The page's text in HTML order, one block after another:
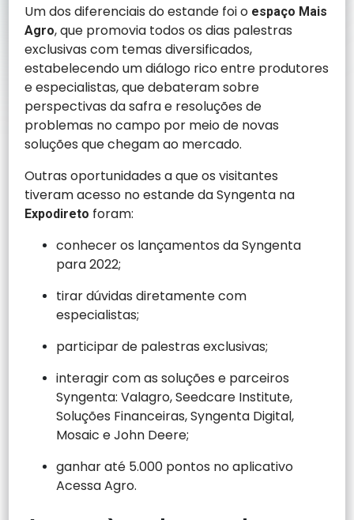
Um dos diferenciais do estande foi o espaço Mais
Agro, que promovia todos os dias palestras
exclusivas com temas diversificados,
estabelecendo um diálogo rico entre produtores
e especialistas, que debateram sobre
perspectivas da safra e resoluções de
problemas no campo por meio de novas
soluções que chegam ao mercado.
Outras oportunidades a que os visitantes
tiveram acesso no estande da Syngenta na
Expodireto foram:
conhecer os lançamentos da Syngenta
para 2022;
tirar dúvidas diretamente com
especialistas;
participar de palestras exclusivas;
interagir com as soluções e parceiros
Syngenta: Valagro, Seedcare Institute,
Soluções Financeiras, Syngenta Digital,
Mosaic e John Deere;
ganhar até 5.000 pontos no aplicativo
Acessa Agro.